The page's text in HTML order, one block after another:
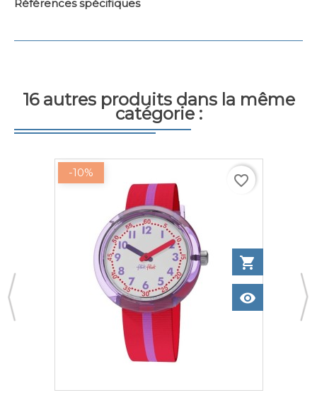
Références spécifiques
16 autres produits dans la même
catégorie :
-10%
shopping_cart
visibility
favorite_border